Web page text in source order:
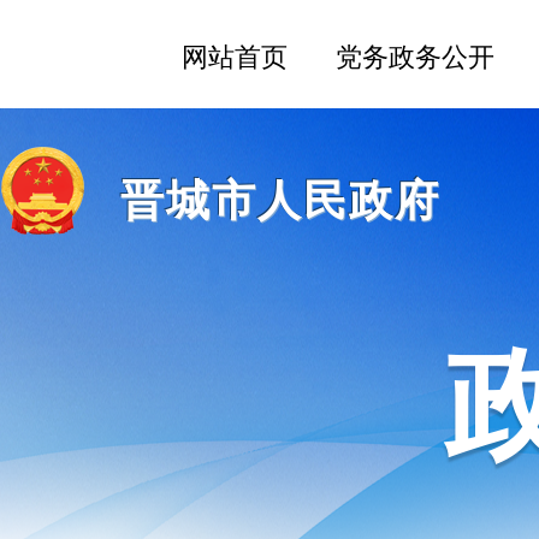
晋城市人民政府